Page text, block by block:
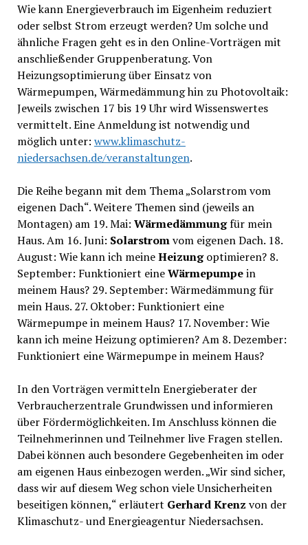
Wie kann Energieverbrauch im Eigenheim reduziert
oder selbst Strom erzeugt werden? Um solche und
ähnliche Fragen geht es in den Online-Vorträgen mit
anschließender Gruppenberatung. Von
Heizungsoptimierung über Einsatz von
Wärmepumpen, Wärmedämmung hin zu Photovoltaik:
Jeweils zwischen 17 bis 19 Uhr wird Wissenswertes
vermittelt. Eine Anmeldung ist notwendig und
möglich unter: www.klimaschutz-
niedersachsen.de/veranstaltungen.
Die Reihe begann mit dem Thema „Solarstrom vom
eigenen Dach“. Weitere Themen sind (jeweils an
Montagen) am 19. Mai: Wärmedämmungfür mein
Haus. Am 16. Juni: Solarstromvom eigenen Dach. 18.
August: Wie kann ich meineHeizungoptimieren? 8.
September: Funktioniert eineWärmepumpein
meinem Haus? 29. September: Wärmedämmung für
mein Haus. 27. Oktober: Funktioniert eine
Wärmepumpe in meinem Haus? 17. November: Wie
kann ich meine Heizung optimieren? Am 8. Dezember:
Funktioniert eine Wärmepumpe in meinem Haus?
In den Vorträgen vermitteln Energieberater der
Verbraucherzentrale Grundwissen und informieren
über Fördermöglichkeiten. Im Anschluss können die
Teilnehmerinnen und Teilnehmer live Fragen stellen.
Dabei können auch besondere Gegebenheiten im oder
am eigenen Haus einbezogen werden. „Wir sind sicher,
dass wir auf diesem Weg schon viele Unsicherheiten
beseitigen können,“ erläutert Gerhard Krenz von der
Klimaschutz- und Energieagentur Niedersachsen.